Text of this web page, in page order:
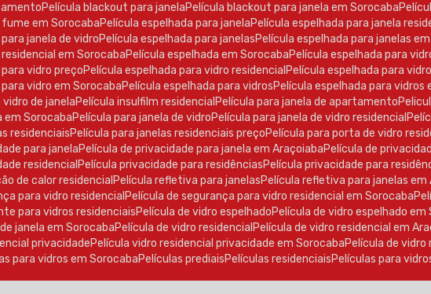
Película blackout para janela Película blackout para janela em Sorocaba
fume em Sorocaba
Película espelhada para janela Película espelhada para janela
para janela de vidro
Película espelhada para janelas Película espelhada para janelas
residencial em Sorocaba
Película espelhada em Sorocaba Película espelhada para
para vidro preço
Película espelhada para vidro residencial
Película espelhada para
para vidro em Sorocaba
Película espelhada para vidros Película espelhada para vidros
vidro de janela
Película insulfilm residencial Película para janela de apartamento
em Sorocaba
Película para janela de vidro Película para janela de vidro residencial
residenciais
Película para janelas residenciais preço Película para porta de vidro
para janela
Película de privacidade para janela em Araçoiaba Película de
residencial
Película privacidade para residências Película privacidade para
de calor residencial
Película refletiva para janelas Película refletiva para janelas em
para vidro residencial
Película de segurança para vidro residencial em Sorocaba
para vidros residenciais
Película de vidro espelhado Película de vidro espelhado em
janela em Sorocaba
Película de vidro residencial Película de vidro residencial em
privacidade
Película vidro residencial privacidade em Sorocaba
Película de
para vidros em Sorocaba
Películas prediais Películas residenciais Películas para